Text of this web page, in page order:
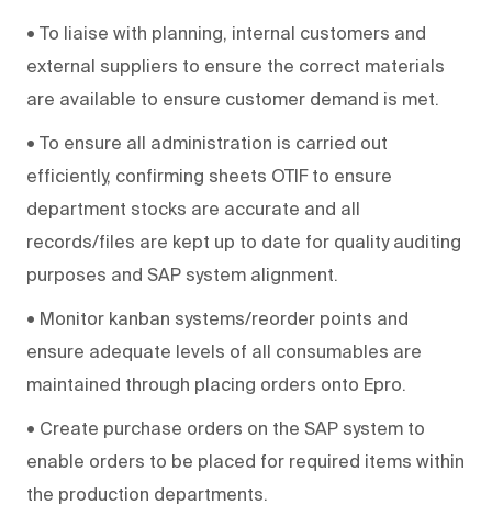
• To liaise with planning, internal customers and
external suppliers to ensure the correct materials
are available to ensure customer demand is met.
• To ensure all administration is carried out
efficiently, confirming sheets OTIF to ensure
department stocks are accurate and all
records/files are kept up to date for quality auditing
purposes and SAP system alignment.
• Monitor kanban systems/reorder points and
ensure adequate levels of all consumables are
maintained through placing orders onto Epro.
• Create purchase orders on the SAP system to
enable orders to be placed for required items within
the production departments.